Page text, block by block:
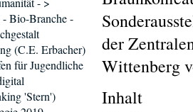
der
Wittenberg
Inhalt
Bio-Branche -
(C.E. Erbacher)
für Jugendliche
'Stern')